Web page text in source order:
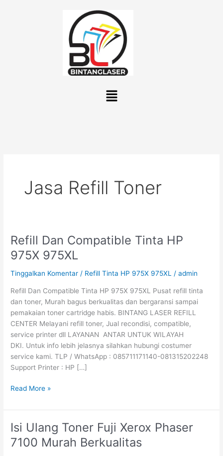
Menu
Jasa Refill Toner
Refill Dan Compatible Tinta HP
975X 975XL
Tinggalkan Komentar / Refill Tinta HP 975X 975XL /admin
Refill Dan Compatible Tinta HP 975X 975XL Pusat refill tinta
dan toner, Murah bagus berkualitas dan bergaransi sampai
pemakaian toner cartridge habis. BINTANG LASER REFILL
CENTER Melayani refill toner, Jual recondisi, compatible,
service printer dll LAYANAN ANTAR UNTUK WILAYAH
DKI. Untuk info lebih jelasnya silahkan hubungi costumer
service kami. TLP / WhatsApp : 085711171140-081315202248
Support Printer : HP […]
Refill
Dan
Compatible
Tinta
975X
975XL
Read More »
Isi Ulang Toner Fuji Xerox Phaser
7100 Murah Berkualitas
Isi
Ulang
Toner